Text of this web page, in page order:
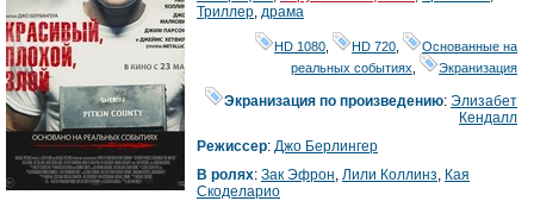
Триллер драма
HD 1080 HD 720
Основанные на
реальных событиях
Экранизация
Экранизация по произведению:Элизабет
Кендалл
Режиссер: Джо Берлингер
В ролях: Зак Эфрон Лили Коллинз Кая
Скоделарио